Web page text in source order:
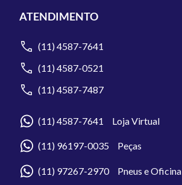
ATENDIMENTO
(11) 4587-7641
(11) 4587-0521
(11) 4587-7487
(11) 4587-7641 Loja Virtual
(11) 96197-0035 Peças
(11) 97267-2970 Pneus e Oficina